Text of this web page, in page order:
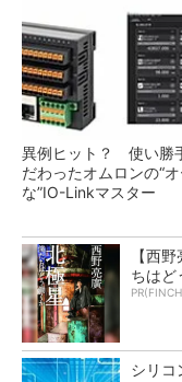
異例ヒット？ 使い勝
だわったオムロンの“
な”IO-Linkマスター
【西
ちはど
シリコ